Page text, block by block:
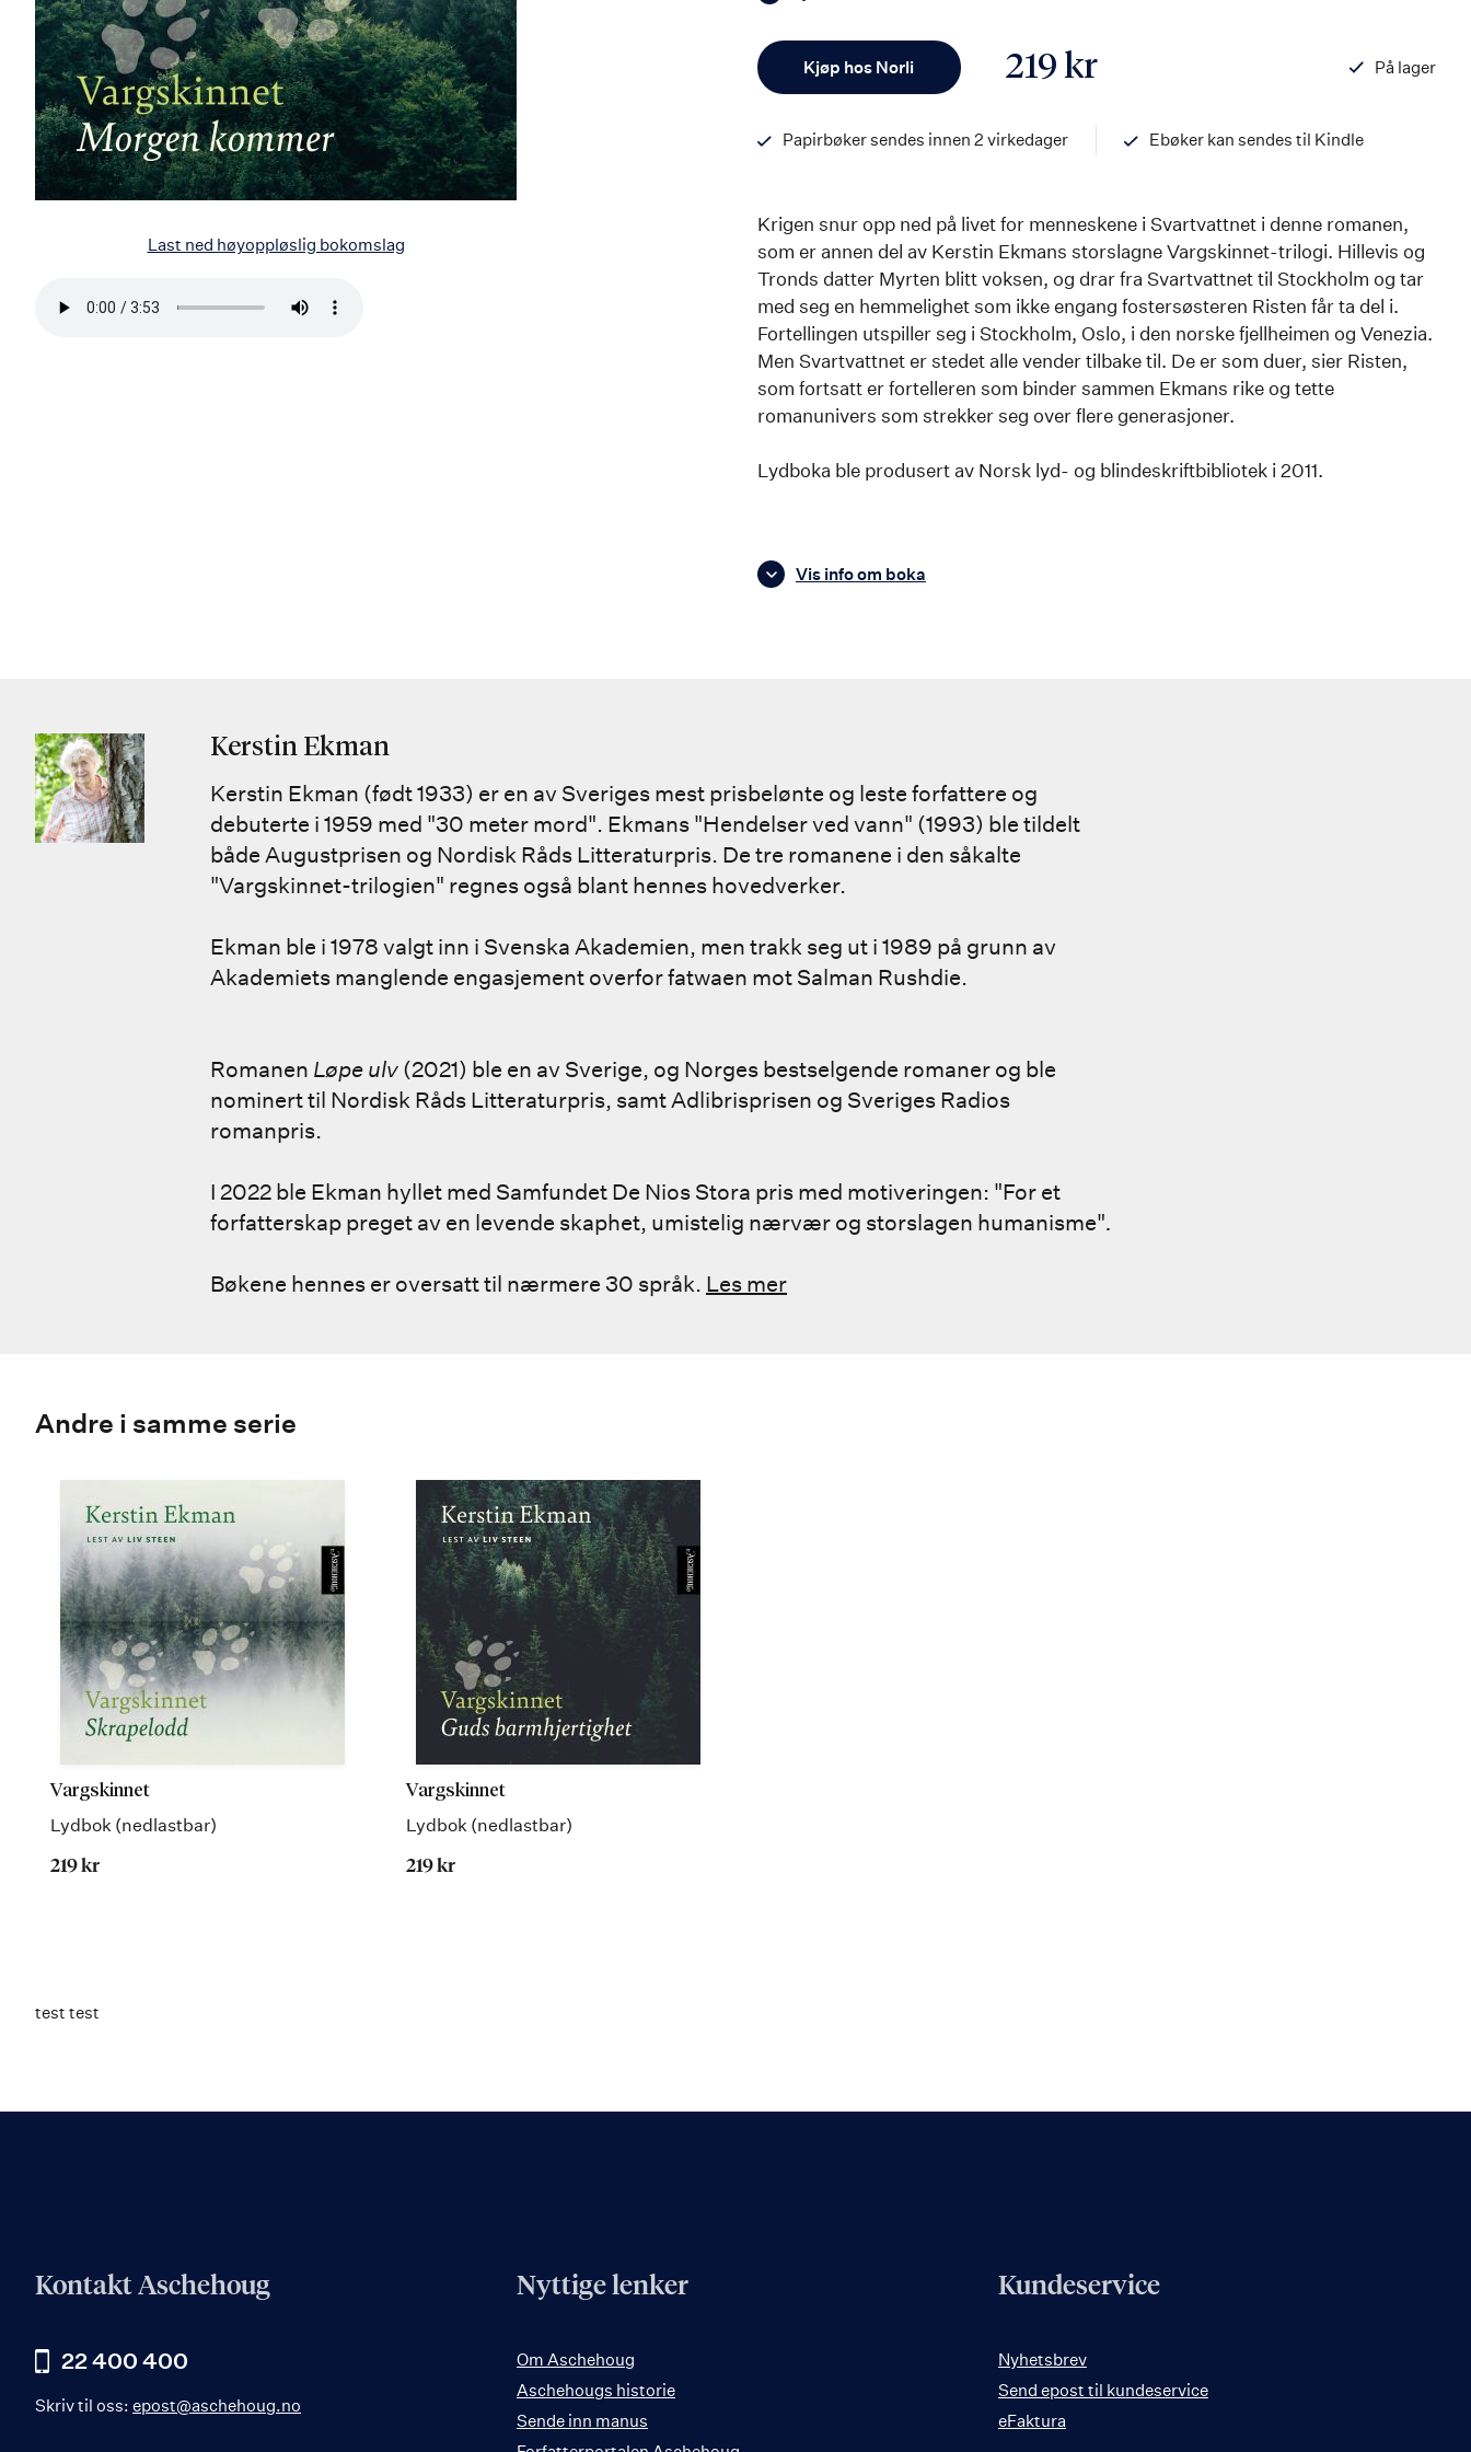
Last ned høyoppløslig bokomslag
Bla
Kjøp hos Norli 219 kr
På lager
Papirbøker sendes innen 2 virkedager
Ebøker kan sendes til Kindle
Krigen snur opp ned på livet for menneskene i Svartvattnet i denne romanen,
som er annen del av Kerstin Ekmans storslagne Vargskinnet-trilogi. Hillevis og
Tronds datter Myrten blitt voksen, og drar fra Svartvattnet til Stockholm og tar
med seg en hemmelighet som ikke engang fostersøsteren Risten får ta del i.
Fortellingen utspiller seg i Stockholm, Oslo, i den norske fjellheimen og Venezia.
Men Svartvattnet er stedet alle vender tilbake til. De er som duer, sier Risten,
som fortsatt er fortelleren som binder sammen Ekmans rike og tette
romanunivers som strekker seg over flere generasjoner.
Lydboka ble produsert av Norsk lyd- og blindeskriftbibliotek i 2011.
Vis info om boka
Kerstin Ekman
Kerstin Ekman (født 1933) er en av Sveriges mest prisbelønte og leste forfattere og
debuterte i 1959 med "30 meter mord". Ekmans "Hendelser ved vann" (1993) ble tildelt
både Augustprisen og Nordisk Råds Litteraturpris. De tre romanene i den såkalte
"Vargskinnet-trilogien" regnes også blant hennes hovedverker.
Ekman ble i 1978 valgt inn i Svenska Akademien, men trakk seg ut i 1989 på grunn av
Akademiets manglende engasjement overfor fatwaen mot Salman Rushdie.
Romanen Løpe ulv (2021) ble en av Sverige, og Norges bestselgende romaner og ble
nominert til Nordisk Råds Litteraturpris, samt Adlibrisprisen og Sveriges Radios
romanpris.
I 2022 ble Ekman hyllet med Samfundet De Nios Stora pris med motiveringen: "For et
forfatterskap preget av en levende skaphet, umistelig nærvær og storslagen humanisme".
Bøkene hennes er oversatt til nærmere 30 språk. Les mer
Andre i samme serie
Vargskinnet
Lydbok (nedlastbar)
219 kr
Vargskinnet
Lydbok (nedlastbar)
219 kr
test test
Kontakt Aschehoug
22 400 400
Skriv til oss: epost@aschehoug.no
Nyttige lenker
Om Aschehoug
Aschehougs historie
Sende inn manus
Kundeservice
Nyhetsbrev
Send epost til kundeservice
eFaktura